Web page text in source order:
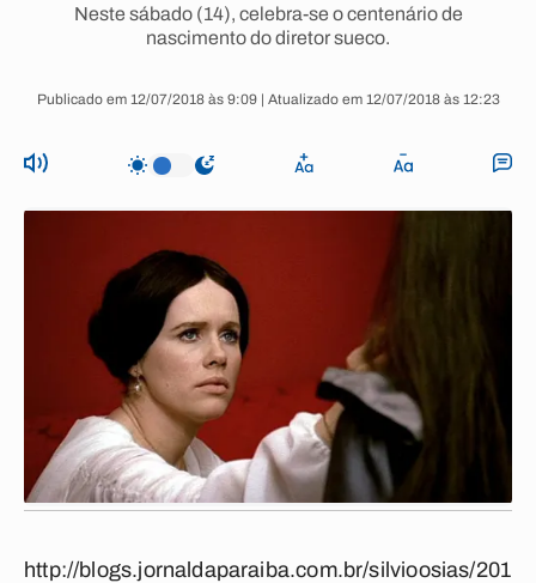
Neste sábado (14), celebra-se o centenário de
nascimento do diretor sueco.
Publicado em 12/07/2018 às 9:09 | Atualizado em 12/07/2018 às 12:23
http://blogs.jornaldaparaiba.com.br/silvioosias/201